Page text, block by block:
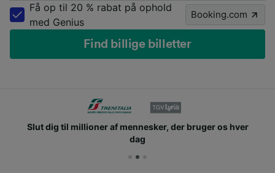
Få op til 20 % rabat på ophold
med Genius
Booking.com
Find billige billetter
Slut dig til millioner af mennesker, der bruger os hver
dag